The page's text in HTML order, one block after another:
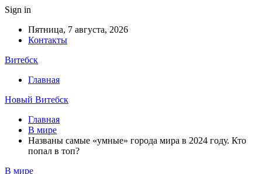
Sign in
Пятница, 7 августа, 2026
Контакты
Витебск
Главная
Новый Витебск
Главная
В мире
Названы самые «умные» города мира в 2024 году. Кто
попал в топ?
В мире